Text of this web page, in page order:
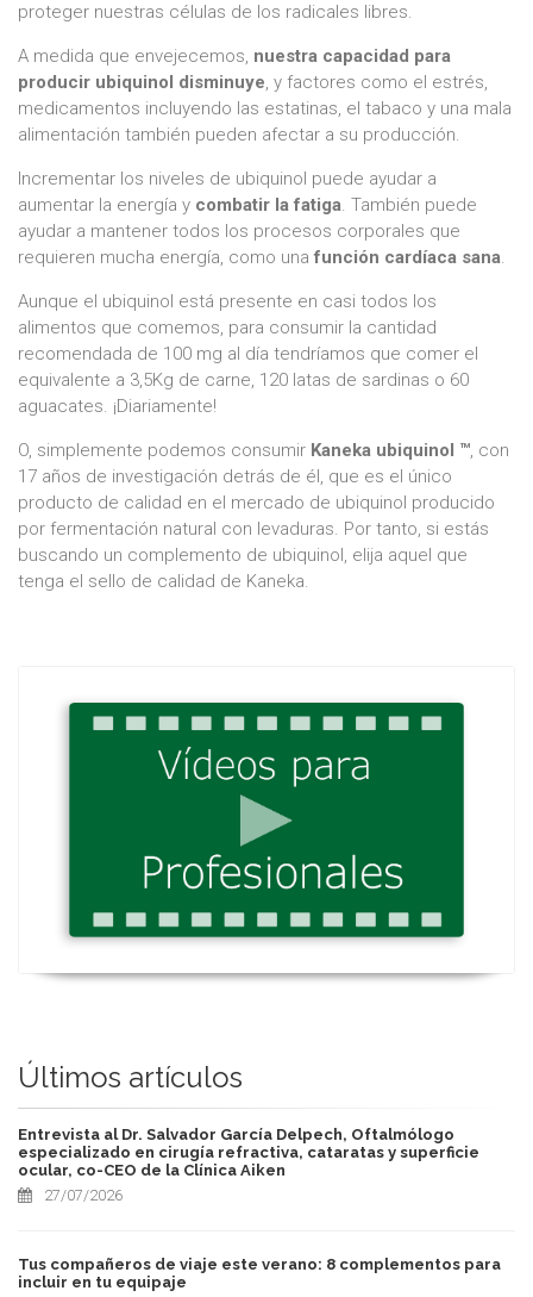
proteger nuestras células de los radicales libres.
A medida que envejecemos, nuestra capacidad para
producir ubiquinol disminuye, y factores como el estrés,
medicamentos incluyendo las estatinas, el tabaco y una mala
alimentación también pueden afectar a su producción.
Incrementar los niveles de ubiquinol puede ayudar a
aumentar la energía y combatir la fatiga. También puede
ayudar a mantener todos los procesos corporales que
requieren mucha energía, como unafunción cardíaca sana.
Aunque el ubiquinol está presente en casi todos los
alimentos que comemos, para consumir la cantidad
recomendada de 100 mg al día tendríamos que comer el
equivalente a 3,5Kg de carne, 120 latas de sardinas o 60
aguacates. ¡Diariamente!
O, simplemente podemos consumir Kaneka ubiquinol ™, con
17 años de investigación detrás de él, que es el único
producto de calidad en el mercado de ubiquinol producido
por fermentación natural con levaduras. Por tanto, si estás
buscando un complemento de ubiquinol, elija aquel que
tenga el sello de calidad de Kaneka.
Últimos artículos
Entrevista al Dr. Salvador García Delpech, Oftalmólogo
especializado en cirugía refractiva, cataratas y superficie
ocular, co-CEO de la Clínica Aiken
27/07/2026
Tus compañeros de viaje este verano: 8 complementos para
incluir en tu equipaje